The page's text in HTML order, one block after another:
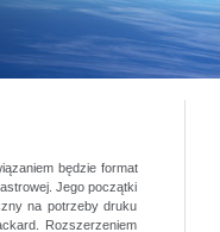
będzie format
Jego początki
na potrzeby druku
Rozszerzeniem